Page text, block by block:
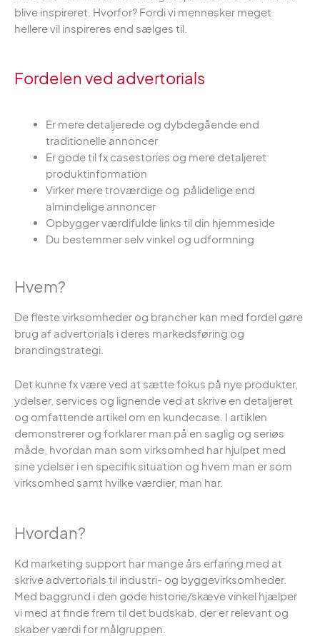
blive inspireret. Hvorfor? Fordi vi mennesker meget
hellere vil inspireres end sælges til.
Fordelen ved advertorials
Er mere detaljerede og dybdegående end
traditionelle annoncer
Er gode til fx casestories og mere detaljeret
produktinformation
Virker mere troværdige og pålidelige end
almindelige annoncer
Opbygger værdifulde links til din hjemmeside
Du bestemmer selv vinkel og udformning
Hvem?
De fleste virksomheder og brancher kan med fordel gøre
brug af advertorials i deres markedsføring og
brandingstrategi.
Det kunne fx være ved at sætte fokus på nye produkter,
ydelser, services og lignende ved at skrive en detaljeret
og omfattende artikel om en kundecase. I artiklen
demonstrerer og forklarer man på en saglig og seriøs
måde, hvordan man som virksomhed har hjulpet med
sine ydelser i en specifik situation og hvem man er som
virksomhed samt hvilke værdier, man har.
Hvordan?
Kd marketing support har mange års erfaring med at
skrive advertorials til industri- og byggevirksomheder.
Med baggrund i den gode historie/skæve vinkel hjælper
vi med at finde frem til det budskab, der er relevant og
skaber værdi for målgruppen.